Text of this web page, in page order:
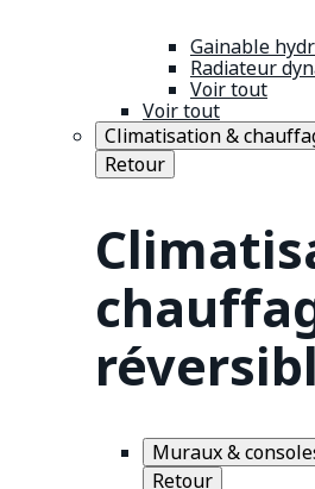
Gainable
Radiateur
Voir tout
Voir tout
Climatisation &
Retour
Muraux &
Retour